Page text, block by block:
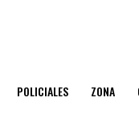
POLICIALES ZONA